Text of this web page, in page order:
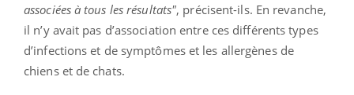
associées à tous les résultats", précisent-ils. En revanche,
il n’y avait pas d’association entre ces différents types
d’infections et de symptômes et les allergènes de
chiens et de chats.